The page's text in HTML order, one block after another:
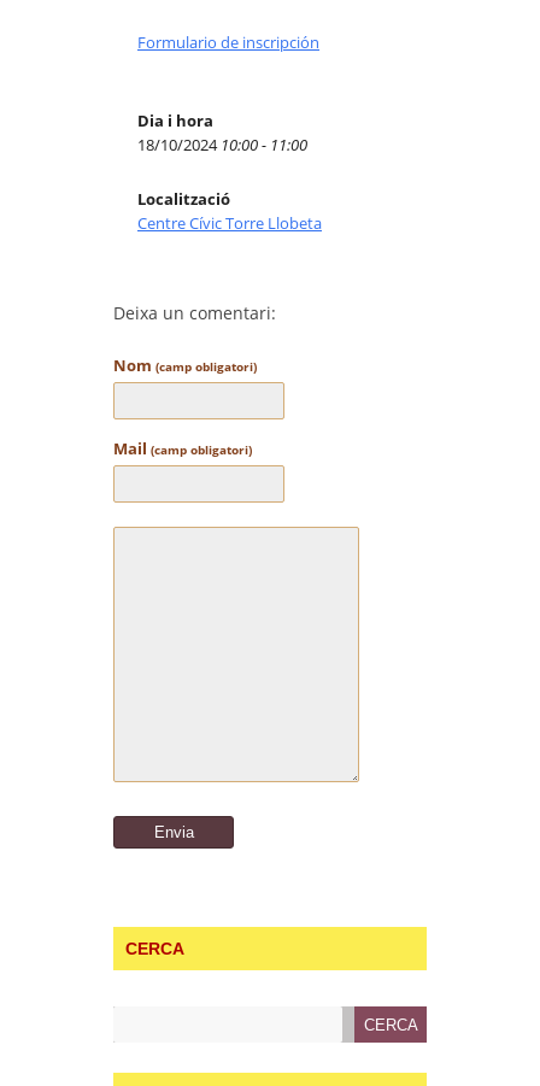
Formulario de inscripción
Dia i hora
18/10/2024 10:00 - 11:00
Localització
Centre Cívic Torre Llobeta
Deixa un comentari:
Nom (camp obligatori)
Mail (camp obligatori)
CERCA